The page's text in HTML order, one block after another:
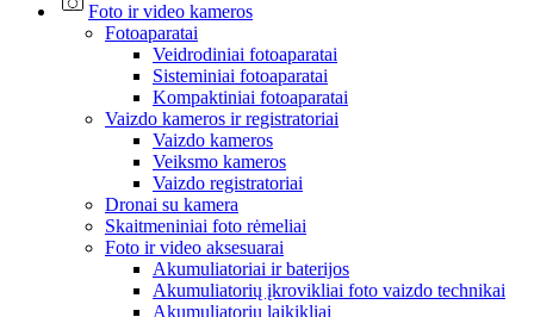
Foto ir video kameros
Fotoaparatai
Veidrodiniai fotoaparatai
Sisteminiai fotoaparatai
Kompaktiniai fotoaparatai
Vaizdo kameros ir registratoriai
Vaizdo kameros
Veiksmo kameros
Vaizdo registratoriai
Dronai su kamera
Skaitmeniniai foto rėmeliai
Foto ir video aksesuarai
Akumuliatoriai ir baterijos
Akumuliatorių įkrovikliai foto vaizdo technikai
Akumuliatorių laikikliai